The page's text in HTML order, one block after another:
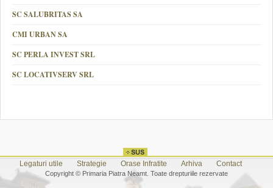
SC SALUBRITAS SA
CMI URBAN SA
SC PERLA INVEST SRL
SC LOCATIVSERV SRL
Legaturi utile Strategie Orase Infratite Arhiva Contact
Copyright © Primaria Piatra Neamt. Toate drepturiile rezervate